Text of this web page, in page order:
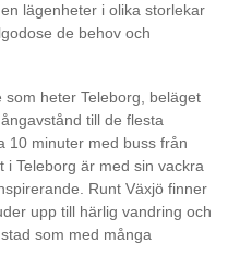
lägenheter i olika storlekar
de behov och
heter Teleborg, beläget
till de flesta
10 minuter med buss från
i Teleborg är med sin vackra
Runt Växjö finner
upp till härlig vandring och
som med många